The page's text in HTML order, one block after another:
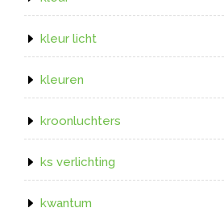
kleur licht
kleuren
kroonluchters
ks verlichting
kwantum